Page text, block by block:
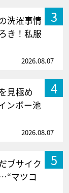
3
洗濯事情
き！私服
2026.08.07
4
見極め
ンボー池
2026.08.07
5
ブサイク
マツコ